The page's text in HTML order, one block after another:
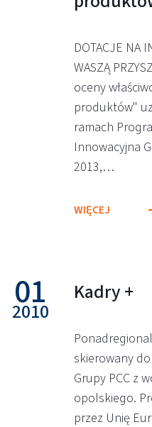
DOTACJE NA
WASZĄ
oceny
produktów"
ramach
Innowacyjna
2013,…
WIĘCEJ
01
2010
Kadry +
skierowany
Grupy PCC z
opolskiego.
przez Unię